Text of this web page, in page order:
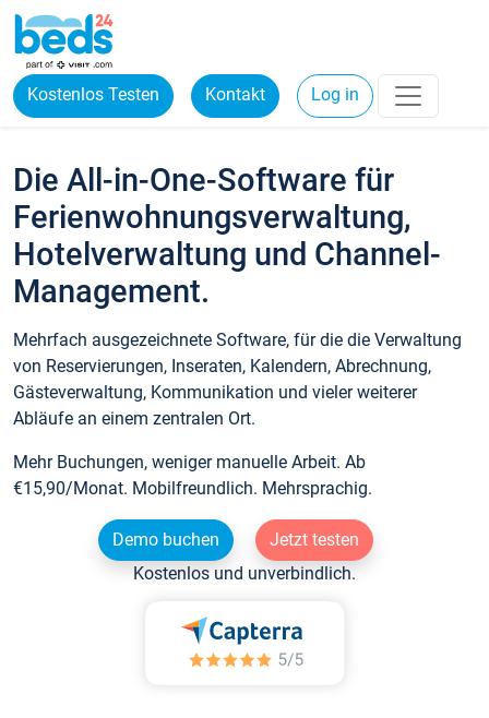
Kostenlos Testen Kontakt Log in
Die All-in-One-Software für
Ferienwohnungsverwaltung,
Hotelverwaltung und Channel-
Management.
Mehrfach ausgezeichnete Software, für die die Verwaltung
von Reservierungen, Inseraten, Kalendern, Abrechnung,
Gästeverwaltung, Kommunikation und vieler weiterer
Abläufe an einem zentralen Ort.
Mehr Buchungen, weniger manuelle Arbeit. Ab
€15,90/Monat. Mobilfreundlich. Mehrsprachig.
Demo buchen
Jetzt testen
Kostenlos und unverbindlich.